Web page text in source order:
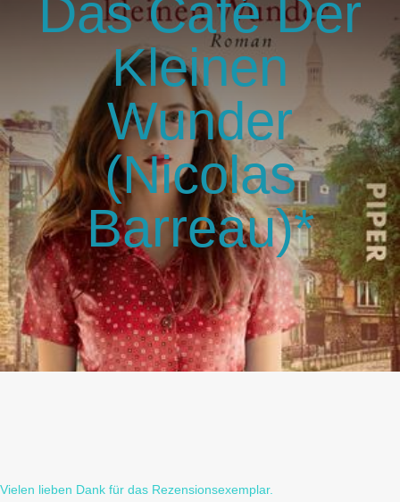
GlücksMond Atelier
Meine Lieblingsblogs
Über mich
Kontakt
Das Café Der
Kleinen
Wunder
(Nicolas
Barreau)*
Vielen lieben Dank für das Rezensionsexemplar.